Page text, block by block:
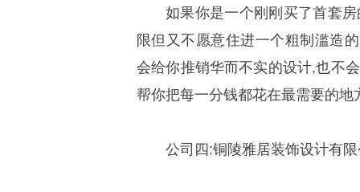
如果你是一个刚刚买了首套
限但又不愿意住进一个粗制滥造
会给你推销华而不实的设计,也不
帮你把每一分钱都花在最需要的地
公司四:铜陵雅居装饰设计有